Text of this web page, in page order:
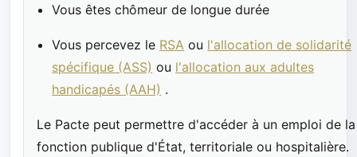
Vous êtes chômeur de longue durée
Vous percevez le RSA ou l'allocation de solidarité
spécifique (ASS) ou l'allocation aux adultes
handicapés (AAH) .
Le Pacte peut permettre d'accéder à un emploi de la
fonction publique d'État, territoriale ou hospitalière.